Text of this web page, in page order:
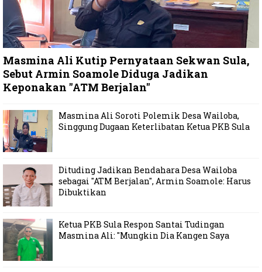
Masmina Ali Kutip Pernyataan Sekwan Sula,
Sebut Armin Soamole Diduga Jadikan
Keponakan "ATM Berjalan"
Masmina Ali Soroti Polemik Desa Wailoba,
Singgung Dugaan Keterlibatan Ketua PKB Sula
Dituding Jadikan Bendahara Desa Wailoba
sebagai "ATM Berjalan", Armin Soamole: Harus
Dibuktikan
Ketua PKB Sula Respon Santai Tudingan
Masmina Ali: "Mungkin Dia Kangen Saya